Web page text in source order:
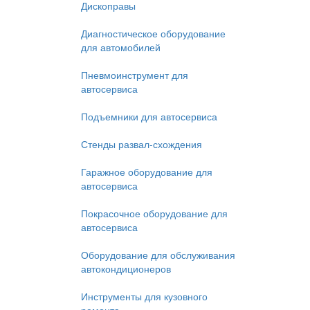
Дископравы
Диагностическое оборудование
для автомобилей
Пневмоинструмент для
автосервиса
Подъемники для автосервиса
Стенды развал-схождения
Гаражное оборудование для
автосервиса
Покрасочное оборудование для
автосервиса
Оборудование для обслуживания
автокондиционеров
Инструменты для кузовного